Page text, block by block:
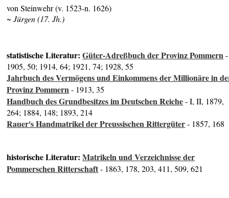
von Steinwehr (v. 1523-n. 1626)
~ Jürgen (17. Jh.)
statistische Literatur:Güter-Adreßbuch der Provinz Pommern-
1905, 50; 1914, 64; 1921, 74; 1928, 55
Jahrbuch des Vermögens und Einkommens der Millionäre in
Provinz Pommern- 1913, 35
Handbuch des Grundbesitzes im Deutschen Reiche- I, II, 1879,
264; 1884, 148; 1893, 214
Rauer's Handmatrikel der Preussischen Rittergüter- 1857, 168
historische Literatur:Matrikeln und Verzeichnisse der
Pommerschen Ritterschaft- 1863, 178, 203, 411, 509, 621